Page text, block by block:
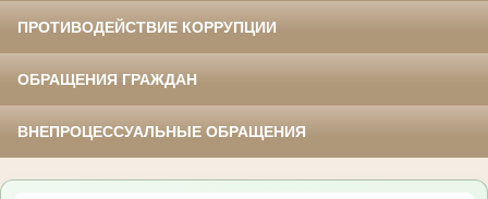
ПРОТИВОДЕЙСТВИЕ КОРРУПЦИИ
ОБРАЩЕНИЯ ГРАЖДАН
ВНЕПРОЦЕССУАЛЬНЫЕ ОБРАЩЕНИЯ